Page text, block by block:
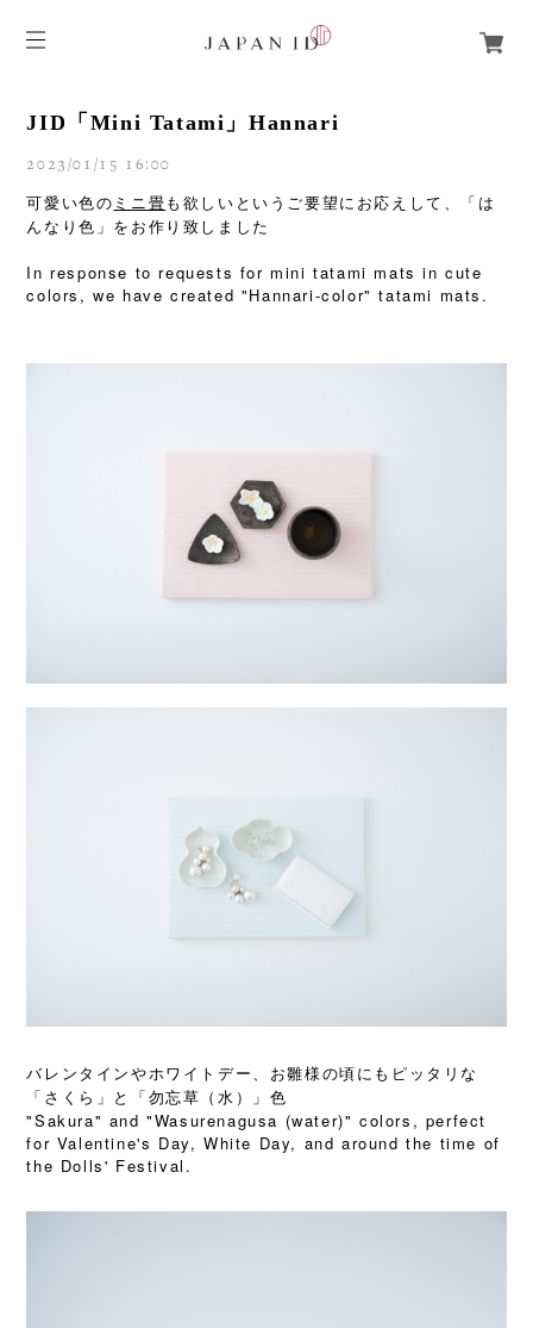
JID「Mini Tatami」Hannari
2023/01/15 16:00
可愛い色の ミニ畳も欲しいというご要望にお応えして、「は
んなり色」をお作り致しました
In response to requests for mini tatami mats in cute
colors, we have created "Hannari-color" tatami mats.
バレンタインやホワイトデー、お雛様の頃にもピッタリな
「さくら」と「勿忘草（水）」色
"Sakura" and "Wasurenagusa (water)" colors, perfect
for Valentine's Day, White Day, and around the time of
the Dolls' Festival.